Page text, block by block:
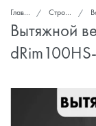
Главная Стройка и ремонт
Вытяжной